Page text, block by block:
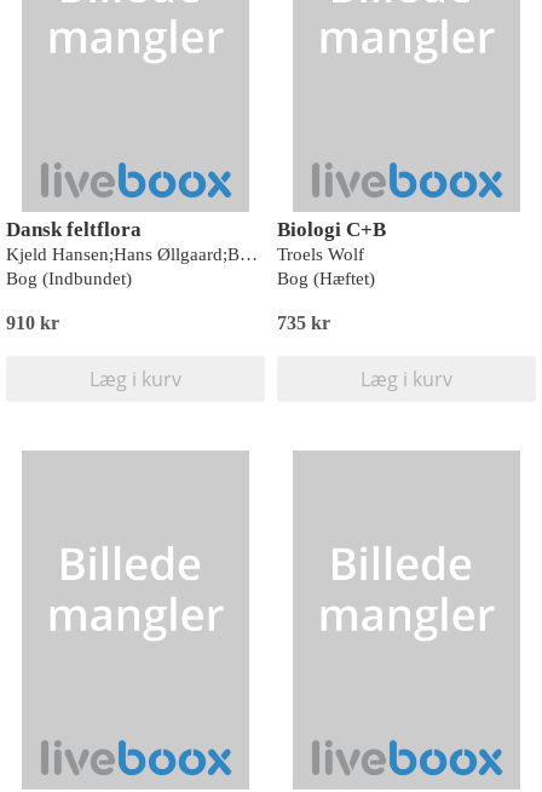
Dansk feltflora
Kjeld Hansen;Hans Øllgaard;Benjamin Øllgaard;Søren Ødum;Lise Tillge;Ole Seberg;Lise Rastad;Vald. M. Mikkelsen;Bernt Løjtnant;Simon Lægaard;Per Hartvig;Jette Baagøe;Mogens Wellendorf;Jørgen Jensen;Knud Jakobsen;Alfred Hansen;Signe Frederiksen
Bog (Indbundet)
910 kr
Læg i kurv
Biologi C+B
Troels Wolf
Bog (Hæftet)
735 kr
Læg i kurv